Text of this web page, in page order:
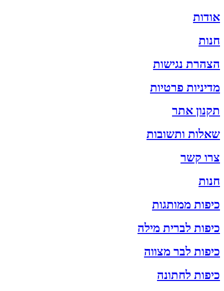
אודות
חנות
הצהרת נגישות
מדיניות פרטיות
תקנון אתר
שאלות ותשובות
צרו קשר
חנות
כיפות ממותגות
כיפות לברית מילה
כיפות לבר מצווה
כיפות לחתונה